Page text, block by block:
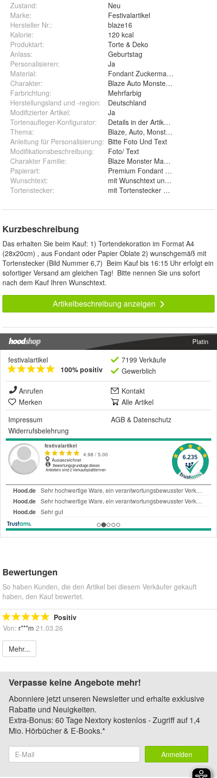
Zustand:
Neu
Marke:
Festivalartikel
Hersteller Nr.:
blaze16
Kalorie:
120 kcal
Produktart:
Torte & Deko
Anlass:
Geburtstag
Personalisieren:
Ja
Material:
Fondant Zuckermasse Oblate
Charakter:
Blaze Auto Monster Mashine
Farbrichtung:
Mehrfarbig
Herstellungsland und -region:
Deutschland
Modifizierter Artikel:
Ja
Tortenaufleger-Konfigurator:
Details in der Artikelbeschreibung
Thema:
Blaze, Auto, Monster Mashine,
Anleitung für Personalisierung: Bitte Foto Und Text
Modifikationsbeschreibung:
Foto/ Text
Charakter Familie:
Blaze Monster Mashine Monster
Papierart:
Wunschtext:
mit Wunschtext und ohne
Tortenstecker:
Kurzbeschreibung
Das erhalten Sie beim Kauf: 1) Tortendekoration im Format A4
(28x20cm) , aus Fondant oder Papier Oblate 2) wunschgemäß mit
Tortenstecker (Bild Nummer 6,7) Beim Kauf bis 16:15 Uhr erfolgt ein
sofortiger Versand am gleichen Tag! Bitte nennen Sie uns sofort
nach dem Kauf Ihren Wunschtext.
Artikelbeschreibung anzeigen
Platin
festivalartikel
100% positiv
7199 Verkäufe
Gewerblich
Anrufen
Kontakt
Merken
Alle Artikel
Impressum
AGB & Datenschutz
Widerrufsbelehrung
Bewertungen
So haben Kunden, die den Artikel bei diesem Verkäufer gekauft
haben, den Kauf bewertet.
Positiv
Von: r***m 21.03.26
Mehr...
Verpasse keine Angebote mehr!
Abonniere jetzt unseren Newsletter und erhalte exklusive
Rabatte und Neuigkeiten.
Extra-Bonus: 60 Tage Nextory kostenlos - Zugriff auf 1,4
Mio. Hörbücher & E-Books.*
Anmelden